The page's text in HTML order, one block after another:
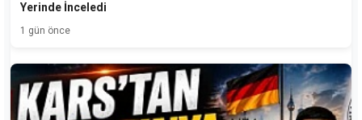
Yerinde İnceledi
1 gün önce